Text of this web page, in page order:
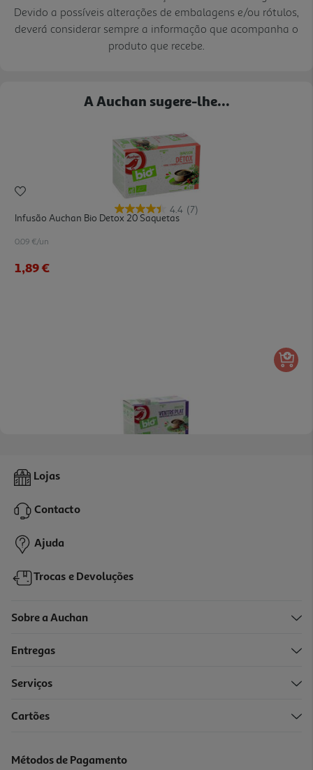
Devido a possíveis alterações de embalagens e/ou rótulos,
deverá considerar sempre a informação que acompanha o
produto que recebe.
A Auchan sugere-lhe...
4.4 (7)
Infusão Auchan Bio Detox 20 Saquetas
0.09 €/un
1,89 €
Infusão Auchan Bio Barriga Lisa 20 Saquetas
1,69 €
Lojas
Contacto
Ajuda
Trocas e Devoluções
Sobre a Auchan
Entregas
Serviços
Cartões
Métodos de Pagamento